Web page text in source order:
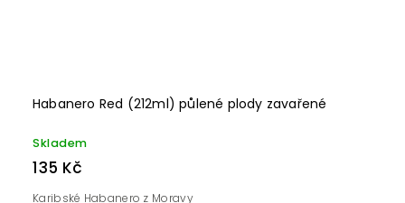
Habanero Red (212ml) půlené plody zavařené
Skladem
135 Kč
Karibské Habanero z Moravy